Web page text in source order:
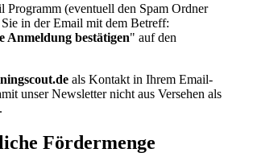
Programm (eventuell den Spam Ordner
in der Email mit dem Betreff:
Anmeldung bestätigen" auf den
als Kontakt in Ihrem Email-
unser Newsletter nicht aus Versehen als
Fördermenge